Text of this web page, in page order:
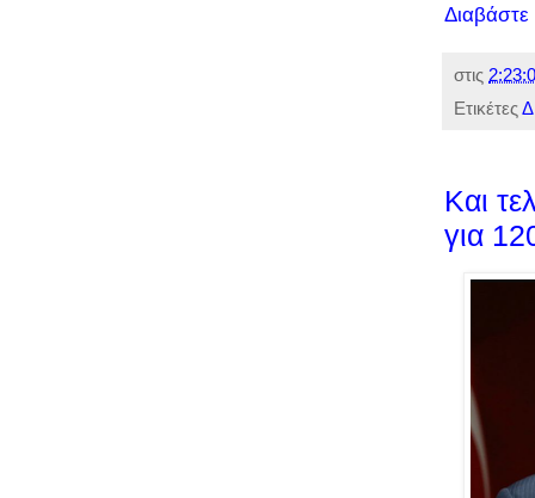
στις
Ετικέτες
Και
για